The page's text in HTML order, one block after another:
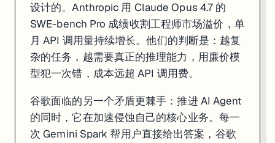
设计的。Anthropic 用 Claude Opus 4.7 的
SWE-bench Pro 成绩收割工程师市场溢价，单
月 API 调用量持续增长。他们的判断是：越复
杂的任务，越需要真正的推理能力，用廉价模
型犯一次错，成本远超 API 调用费。
谷歌面临的另一个矛盾更棘手：推进 AI Agent
的同时，它在加速侵蚀自己的核心业务。每一
次 Gemini Spark 帮用户直接给出答案，谷歌